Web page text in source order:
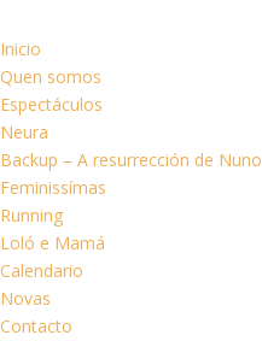
Inicio
Quen somos
Espectáculos
Neura
Backup – A resurrección de Nuno
Feminissímas
Running
Loló e Mamá
Calendario
Novas
Contacto